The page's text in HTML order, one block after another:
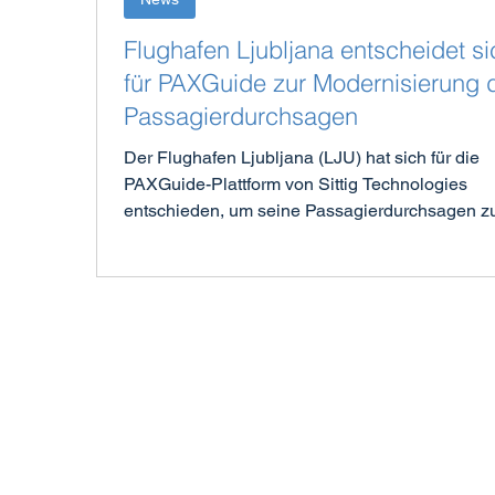
Flughafen Ljubljana entscheidet
für PAXGuide zur Modernisierung
Passagierdurchsagen
Der Flughafen Ljubljana (LJU) hat sich für die
PAXGuide-Plattform von Sittig Technologies
entschieden, um seine Passagierdurchsagen